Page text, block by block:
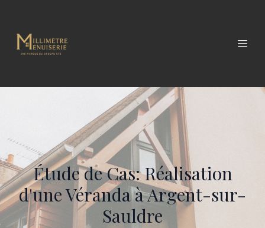
Étude de Cas: Réalisation
d'une Véranda à Argent-sur-
Sauldre